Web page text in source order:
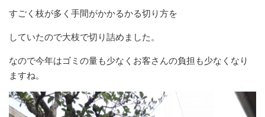
すごく枝が多く手間がかかるかる切り方を
していたので大枝で切り詰めました。
なので今年はゴミの量も少なくお客さんの負担も少なくなり
ますね。